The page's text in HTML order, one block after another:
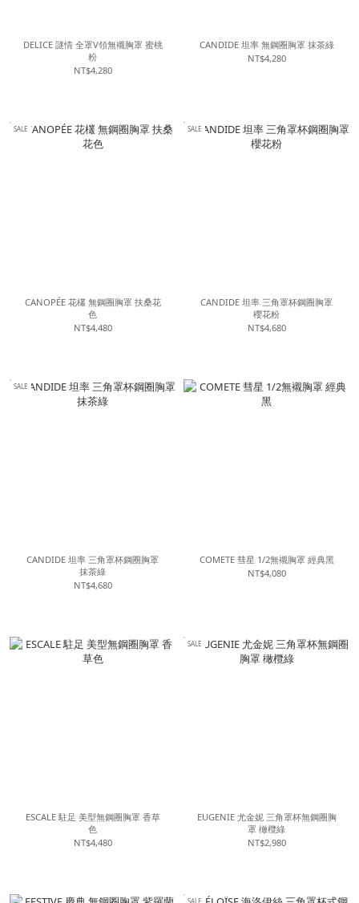
DELICE 謎情 全罩V領無襯胸罩 蜜桃
粉
NT$4,280
CANDIDE 坦率 無鋼圈胸罩 抹茶綠
NT$4,280
SALE
CANOPÉE 花欉 無鋼圈胸罩 扶桑花
色
NT$4,480
SALE
CANDIDE 坦率 三角罩杯鋼圈胸罩
櫻花粉
NT$4,680
SALE
CANDIDE 坦率 三角罩杯鋼圈胸罩
抹茶綠
NT$4,680
COMETE 彗星 1/2無襯胸罩 經典黑
NT$4,080
ESCALE 駐足 美型無鋼圈胸罩 香草
色
NT$4,480
SALE
EUGENIE 尤金妮 三角罩杯無鋼圈胸
罩 橄欖綠
NT$2,980
SALE